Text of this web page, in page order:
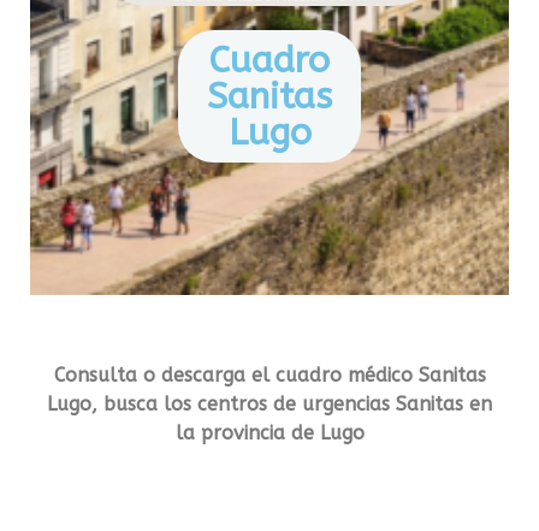
Cuadro
Sanitas
Lugo
Consulta o descarga el cuadro médico Sanitas
Lugo, busca los centros de urgencias Sanitas en
la provincia de Lugo